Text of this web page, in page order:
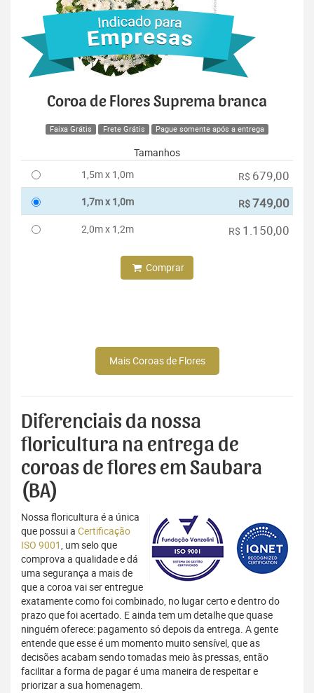
Coroa de Flores Suprema branca
Faixa Grátis Frete Grátis Pague somente após a entrega
Tamanhos
1,5m x 1,0m
R$ 679,00
1,7m x 1,0m R$749,00
2,0m x 1,2m R$ 1.150,00
Comprar
Mais Coroas de Flores
Diferenciais da nossa
floricultura na entrega de
coroas de flores em Saubara
(BA)
Nossa floricultura é a única
que possui a Certificação
ISO 9001, um selo que
comprova a qualidade e dá
uma segurança a mais de
que a coroa vai ser entregue
exatamente como foi combinado, no lugar certo e dentro do
prazo que foi acertado. E ainda tem um detalhe que quase
ninguém oferece: pagamento só depois da entrega. A gente
entende que esse é um momento muito sensível, que as
decisões acabam sendo tomadas meio às pressas, então
facilitar a forma de pagar é uma maneira de respeitar e
priorizar a sua homenagem.